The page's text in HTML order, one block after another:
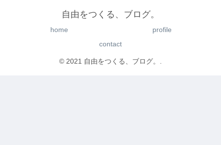
自由をつくる、ブログ。
home
profile
contact
© 2021 自由をつくる、ブログ。.